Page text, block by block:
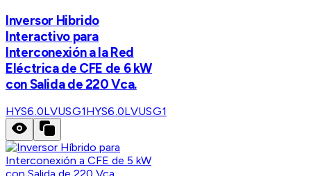
Inversor Hibrido
Interactivo para
Interconexión a la Red
Eléctrica de CFE de 6 kW
con Salida de 220 Vca.
HYS6.0LVUSG1HYS6.0LVUSG1